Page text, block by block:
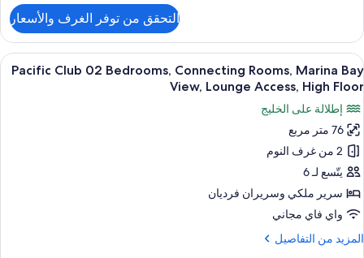
Floor,
City
View
Urban
Jungle
Suite,
Connecting
Children
Amenities,
Lounge
Access,
High
City
View
التحقق من توفر الغرف والأسعار
استعراض
جميع
Pacific
Club
02
Bedrooms,
Connecting
Rooms,
Marina
Bay
أغطية فراش متميزة وميني بار وخزنة
7
Pacific Club 02 Bedrooms, Connecting Rooms, Marina Bay
View, Lounge Access, High Floor
إطلالة على الخليج
76 متر مربع
2 من غرف النوم
يتّسع لـ 6
سرير ملكي‫‬ وسريران فرديان
واي فاي مجاني
المزيد من التفاصيل
المزيد